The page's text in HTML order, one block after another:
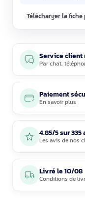
Télécharger la
Service client
Parchat,
Paiement
En savoir plus
4.85/5 sur 335
Les avis de nos
Livré le10/08
Conditions de